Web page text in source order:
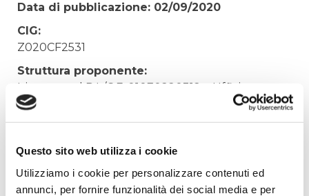
Questo sito web utilizza i cookie
Utilizziamo i cookie per personalizzare contenuti ed
annunci, per fornire funzionalità dei social media e per
Data di pubblicazione: 02/09/2020
CIG:
Z020CF2531
Struttura proponente:
Irisacqua srl P.I./C.F. 01070220312. - Ufficio
Tecnico
Oggetto:
FORNITURA MATERIALE DI CANCELLERIA
CONTR. 34/14
Elenco operatori invitati: